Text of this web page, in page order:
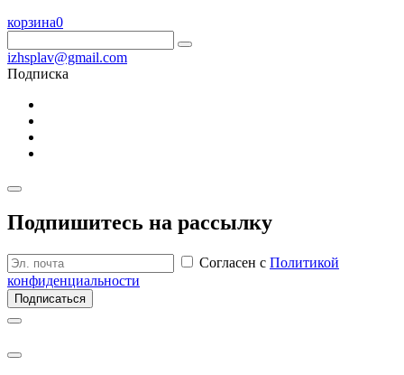
корзина0
izhsplav@gmail.com
Подписка
Подпишитесь на рассылку
Согласен с Политикой
конфиденциальности
Подписаться